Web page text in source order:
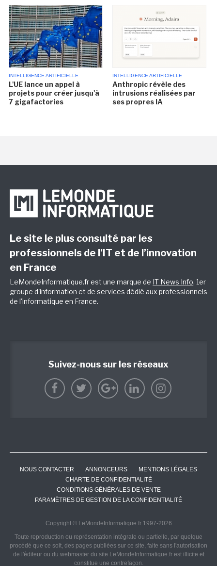
INTELLIGENCE ARTIFICIELLE
L'UE lance un appel à
projets pour créer jusqu'à
7 gigafactories
INTELLIGENCE ARTIFICIELLE
Anthropic révèle des
intrusions réalisées par
ses propres IA
Le site le plus consulté par les
professionnels de l’IT et de l’innovation
en France
LeMondeInformatique.fr est une marque de IT News Info, 1er
groupe d'information et de services dédié aux professionnels
de l'informatique en France.
Suivez-nous sur les réseaux
NOUS CONTACTER ANNONCEURS
MENTIONS LÉGALES
CHARTE DE CONFIDENTIALITÉ
CONDITIONS GÉNÉRALES DE VENTE
PARAMÈTRES DE GESTION DE LA CONFIDENTIALITÉ
Copyright © LeMondeInformatique.fr 1997-2026
Toute reproduction ou représentation intégrale ou partielle, par quelque
procédé que ce soit, des pages publiées sur ce site, faite sans l'autorisation
de l'éditeur ou du webmaster du site LeMondeInformatique.fr est illicite et
constitue une contrefaçon.